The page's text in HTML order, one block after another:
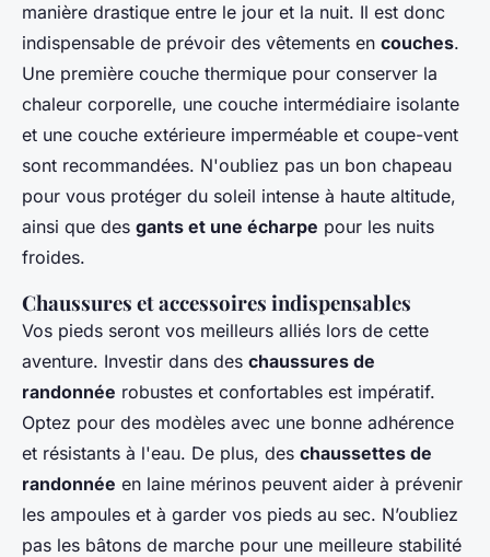
manière drastique entre le jour et la nuit. Il est donc
indispensable de prévoir des vêtements en couches.
Une première couche thermique pour conserver la
chaleur corporelle, une couche intermédiaire isolante
et une couche extérieure imperméable et coupe-vent
sont recommandées. N'oubliez pas un bon chapeau
pour vous protéger du soleil intense à haute altitude,
ainsi que des gants et une écharpe pour les nuits
froides.
Chaussures et accessoires indispensables
Vos pieds seront vos meilleurs alliés lors de cette
aventure. Investir dans des chaussures de
randonnée robustes et confortables est impératif.
Optez pour des modèles avec une bonne adhérence
et résistants à l'eau. De plus, des chaussettes de
randonnée en laine mérinos peuvent aider à prévenir
les ampoules et à garder vos pieds au sec. N’oubliez
pas les bâtons de marche pour une meilleure stabilité